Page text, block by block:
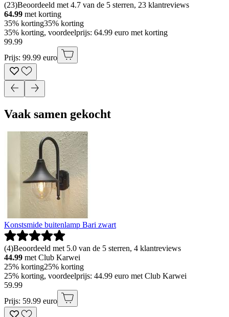
(23)Beoordeeld met 4.7 van de 5 sterren, 23 klantreviews
64.99 met korting
35% korting35% korting
35% korting, voordeelprijs: 64.99 euro met korting
99.99
Prijs: 99.99 euro
Vaak samen gekocht
Konstsmide buitenlamp Bari zwart
(4)Beoordeeld met 5.0 van de 5 sterren, 4 klantreviews
44.99 met Club Karwei
25% korting25% korting
25% korting, voordeelprijs: 44.99 euro met Club Karwei
59.99
Prijs: 59.99 euro